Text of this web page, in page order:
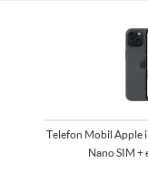
Telefon Mobil Apple
Nano SIM +